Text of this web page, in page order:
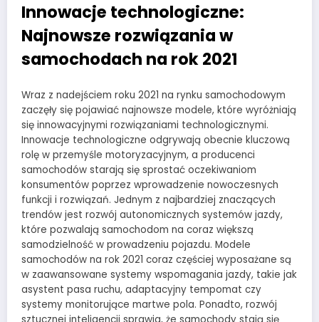
Innowacje technologiczne:
Najnowsze rozwiązania w
samochodach na rok 2021
Wraz z nadejściem roku 2021 na rynku samochodowym
zaczęły się pojawiać najnowsze modele, które wyróżniają
się innowacyjnymi rozwiązaniami technologicznymi.
Innowacje technologiczne odgrywają obecnie kluczową
rolę w przemyśle motoryzacyjnym, a producenci
samochodów starają się sprostać oczekiwaniom
konsumentów poprzez wprowadzenie nowoczesnych
funkcji i rozwiązań. Jednym z najbardziej znaczących
trendów jest rozwój autonomicznych systemów jazdy,
które pozwalają samochodom na coraz większą
samodzielność w prowadzeniu pojazdu. Modele
samochodów na rok 2021 coraz częściej wyposażane są
w zaawansowane systemy wspomagania jazdy, takie jak
asystent pasa ruchu, adaptacyjny tempomat czy
systemy monitorujące martwe pola. Ponadto, rozwój
sztucznej inteligencji sprawia, że samochody stają się